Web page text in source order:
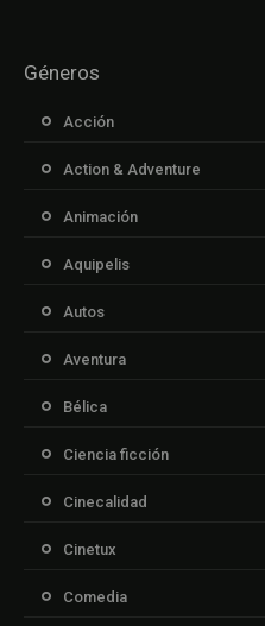
Géneros
Acción
Action & Adventure
Animación
Aquipelis
Autos
Aventura
Bélica
Ciencia ficción
Cinecalidad
Cinetux
Comedia